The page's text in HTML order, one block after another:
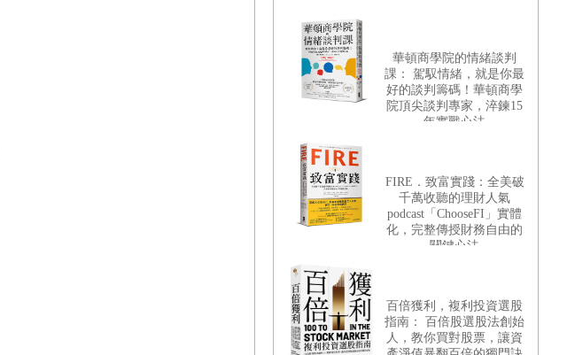
華頓商學院的情緒談判
課： 駕馭情緒，就是你最
好的談判籌碼！華頓商學
院頂尖談判專家，淬鍊15
年實戰心法
FIRE．致富實踐：全美破
千萬收聽的理財人氣
podcast「ChooseFI」實體
化，完整傳授財務自由的
關鍵心法
百倍獲利，複利投資選股
指南： 百倍股選股法創始
人，教你買對股票，讓資